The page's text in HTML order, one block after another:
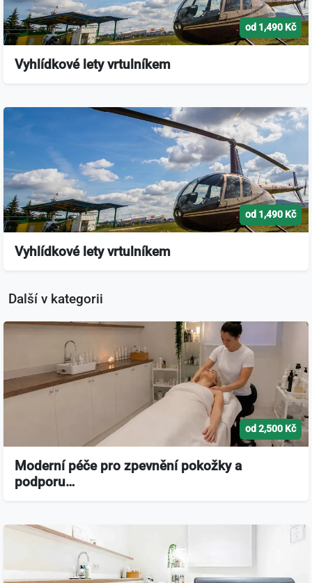
od 1,490 Kč
Vyhlídkové lety vrtulníkem
od 1,490 Kč
Vyhlídkové lety vrtulníkem
Další v kategorii
od 2,500 Kč
Moderní péče pro zpevnění pokožky a
podporu…